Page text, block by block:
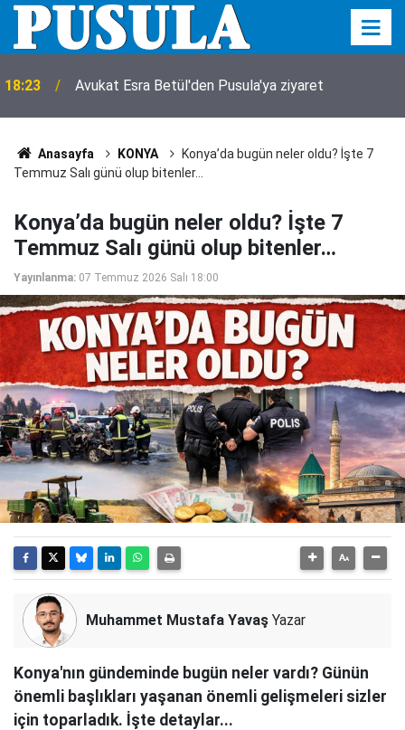
18:23 Avukat Esra Betül'den Pusula'ya ziyaret
Anasayfa KONYA
Konya’da bugün neler oldu? İşte 7
Temmuz Salı günü olup bitenler…
Konya’da bugün neler oldu? İşte 7
Temmuz Salı günü olup bitenler…
Yayınlanma: 07 Temmuz 2026 Salı 18:00
Muhammet Mustafa Yavaş Yazar
Konya'nın gündeminde bugün neler vardı? Günün
önemli başlıkları yaşanan önemli gelişmeleri sizler
için toparladık. İşte detaylar...